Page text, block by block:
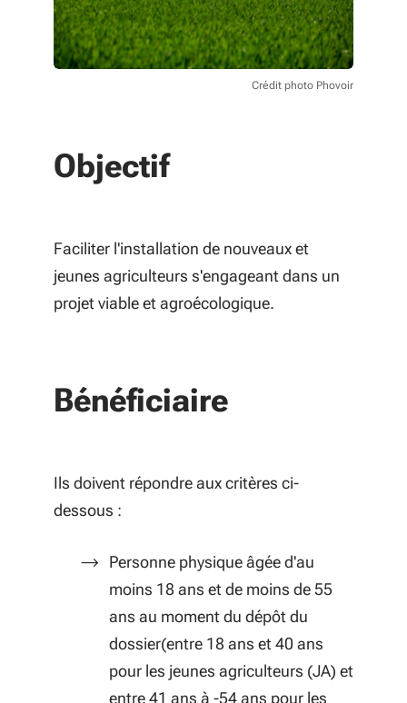
Crédit photo Phovoir
Objectif
Faciliter l'installation de nouveaux et
jeunes agriculteurs s'engageant dans un
projet viable et agroécologique.
Bénéficiaire
Ils doivent répondre aux critères ci-
dessous :
Personne physique âgée d'au
moins 18 ans et de moins de 55
ans au moment du dépôt du
dossier(entre 18 ans et 40 ans
pour les jeunes agriculteurs (JA) et
entre 41 ans à -54 ans pour les